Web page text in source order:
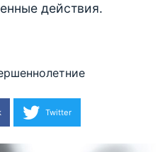
действия.
Twitter